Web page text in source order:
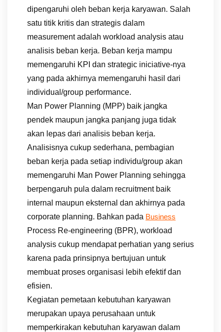
dipengaruhi oleh beban kerja karyawan. Salah
satu titik kritis dan strategis dalam
measurement adalah workload analysis atau
analisis beban kerja. Beban kerja mampu
memengaruhi KPI dan strategic iniciative-nya
yang pada akhirnya memengaruhi hasil dari
individual/group performance.
Man Power Planning (MPP) baik jangka
pendek maupun jangka panjang juga tidak
akan lepas dari analisis beban kerja.
Analisisnya cukup sederhana, pembagian
beban kerja pada setiap individu/group akan
memengaruhi Man Power Planning sehingga
berpengaruh pula dalam recruitment baik
internal maupun eksternal dan akhirnya pada
corporate planning. Bahkan pada Business
Process Re-engineering (BPR), workload
analysis cukup mendapat perhatian yang serius
karena pada prinsipnya bertujuan untuk
membuat proses organisasi lebih efektif dan
efisien.
Kegiatan pemetaan kebutuhan karyawan
merupakan upaya perusahaan untuk
memperkirakan kebutuhan karyawan dalam